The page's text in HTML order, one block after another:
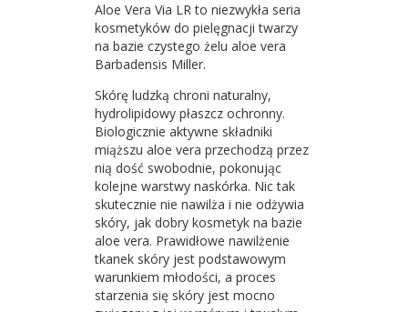
Aloe Vera Via LR to niezwykła seria
kosmetyków do pielęgnacji twarzy
na bazie czystego żelu aloe vera
Barbadensis Miller.
Skórę ludzką chroni naturalny,
hydrolipidowy płaszcz ochronny.
Biologicznie aktywne składniki
miąższu aloe vera przechodzą przez
nią dość swobodnie, pokonując
kolejne warstwy naskórka. Nic tak
skutecznie nie nawilża i nie odżywia
skóry, jak dobry kosmetyk na bazie
aloe vera. Prawidłowe nawilżenie
tkanek skóry jest podstawowym
warunkiem młodości, a proces
starzenia się skóry jest mocno